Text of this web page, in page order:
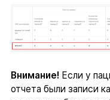
Внимание! Если у
отчета были записи